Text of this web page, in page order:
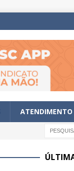
ATENDIMENTO